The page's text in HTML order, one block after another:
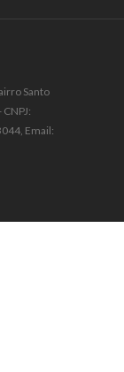
Santo
Email: